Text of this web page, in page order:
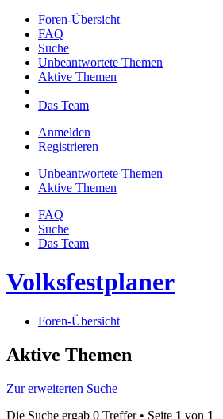
Foren-Übersicht
FAQ
Suche
Unbeantwortete Themen
Aktive Themen
Das Team
Anmelden
Registrieren
Unbeantwortete Themen
Aktive Themen
FAQ
Suche
Das Team
Volksfestplaner
Foren-Übersicht
Aktive Themen
Zur erweiterten Suche
Die Suche ergab 0 Treffer • Seite 1 von 1